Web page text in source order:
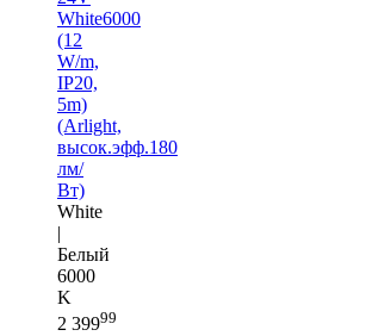
White6000
(12
W/m,
IP20,
5m)
(Arlight,
высок.эфф.180
лм/
Вт)
White
|
Белый
6000
K
2 39999